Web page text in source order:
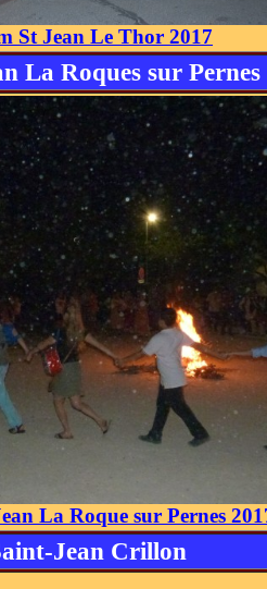
St Jean Le Thor 2017
La Roques sur Pernes
La Roque sur Pernes
Jean Crillon